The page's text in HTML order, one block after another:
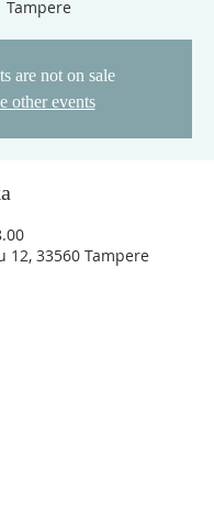
Tampere
are not on sale
other events
12, 33560 Tampere